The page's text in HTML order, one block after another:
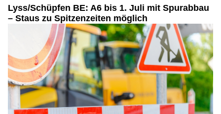
Lyss/Schüpfen BE: A6 bis 1. Juli mit Spurabbau
– Staus zu Spitzenzeiten möglich